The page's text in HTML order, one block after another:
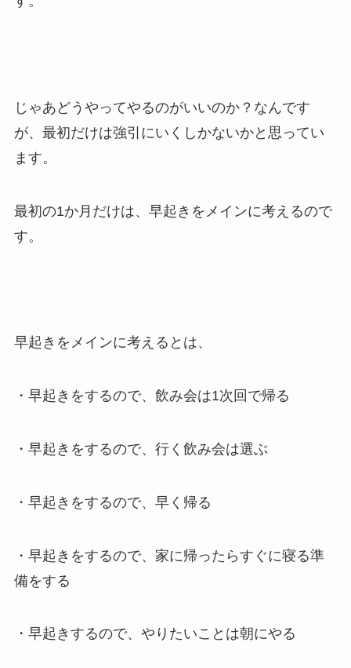
じゃあどうやってやるのがいいのか？なんです
が、最初だけは強引にいくしかないかと思ってい
ます。
最初の1か月だけは、早起きをメインに考えるので
す。
早起きをメインに考えるとは、
・早起きをするので、飲み会は1次回で帰る
・早起きをするので、行く飲み会は選ぶ
・早起きをするので、早く帰る
・早起きをするので、家に帰ったらすぐに寝る準
備をする
・早起きするので、やりたいことは朝にやる